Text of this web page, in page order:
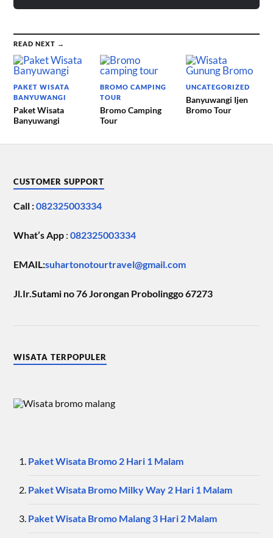
READ NEXT →
PAKET WISATA
BANYUWANGI
Paket Wisata
Banyuwangi
BROMO CAMPING
TOUR
Bromo Camping
Tour
UNCATEGORIZED
Banyuwangi Ijen
Bromo Tour
CUSTOMER SUPPORT
Call :082325003334
What’s App :082325003334
EMAIL:suhartonotourtravel@gmail.com
Jl.Ir.Sutami no 76 Jorongan Probolinggo 67273
WISATA TERPOPULER
Paket Wisata Bromo 2 Hari 1 Malam
Paket Wisata Bromo Milky Way 2 Hari 1 Malam
Paket Wisata Bromo Malang 3 Hari 2 Malam